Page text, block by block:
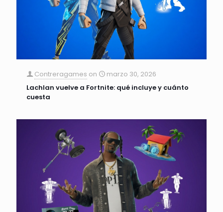
Contreragames on
marzo 30, 2026
Lachlan vuelve a Fortnite: qué incluye y cuánto
cuesta